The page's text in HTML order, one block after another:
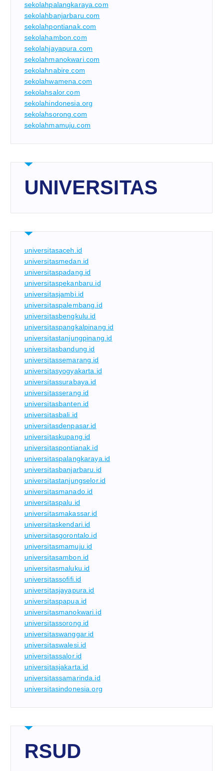
sekolahpalangkaraya.com
sekolahbanjarbaru.com
sekolahpontianak.com
sekolahambon.com
sekolahjayapura.com
sekolahmanokwari.com
sekolahnabire.com
sekolahwamena.com
sekolahsalor.com
sekolahindonesia.org
sekolahsorong.com
sekolahmamuju.com
UNIVERSITAS
universitasaceh.id
universitasmedan.id
universitaspadang.id
universitaspekanbaru.id
universitasjambi.id
universitaspalembang.id
universitasbengkulu.id
universitaspangkalpinang.id
universitastanjungpinang.id
universitasbandung.id
universitassemarang.id
universitasyogyakarta.id
universitassurabaya.id
universitasserang.id
universitasbanten.id
universitasbali.id
universitasdenpasar.id
universitaskupang.id
universitaspontianak.id
universitaspalangkaraya.id
universitasbanjarbaru.id
universitastanjungselor.id
universitasmanado.id
universitaspalu.id
universitasmakassar.id
universitaskendari.id
universitasgorontalo.id
universitasmamuju.id
universitasambon.id
universitasmaluku.id
universitassofifi.id
universitasjayapura.id
universitaspapua.id
universitasmanokwari.id
universitassorong.id
universitaswanggar.id
universitaswalesi.id
universitassalor.id
universitasjakarta.id
universitassamarinda.id
universitasindonesia.org
RSUD